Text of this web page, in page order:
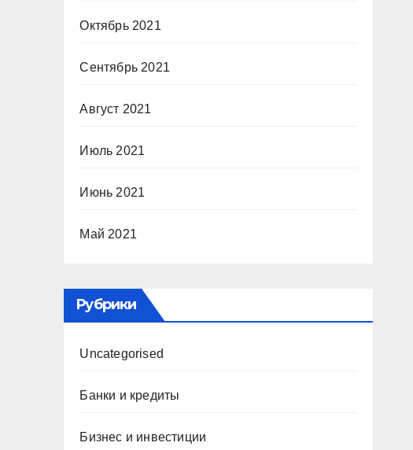
Октябрь 2021
Сентябрь 2021
Август 2021
Июль 2021
Июнь 2021
Май 2021
Рубрики
Uncategorised
Банки и кредиты
Бизнес и инвестиции